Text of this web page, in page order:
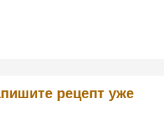
рецепт уже